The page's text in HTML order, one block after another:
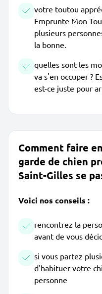
votre toutou
Emprunte Mon
plusieurs
la bonne.
quelles sont les
va s'en occuper ?
est-ce juste pour
Comment faire
garde de chien
Saint-Gilles se
Voici nos conseils :
rencontrez la
avant de vous
si vous partez
d'habituer votre
personne